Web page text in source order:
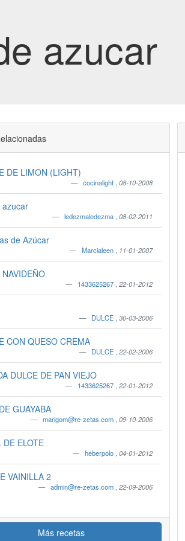
azucar
DE LIMON (LIGHT)
cocinalight ,08-10-2008
ledezmaledezma ,08-02-2011
de Azúcar
Marcialeen 11-01-2007
1433625267 ,22-01-2012
DULCE ,30-03-2006
CON QUESO CREMA
DULCE ,22-02-2006
TOSTADA DULCE DE PAN VIEJO
1433625267 ,22-01-2012
GUAYABA
marigom@re-zetas.com ,09-10-2006
DE ELOTE
heberpolo ,04-01-2012
VAINILLA 2
admin@re-zetas.com ,22-09-2006
Más recetas